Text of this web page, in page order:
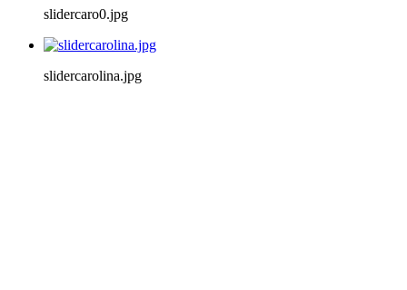
slidercaro0.jpg
slidercarolina.jpg